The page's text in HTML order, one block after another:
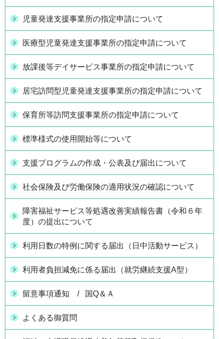
児童発達支援事業所の指定申請について
医療型児童発達支援事業所の指定申請について
放課後等デイサービス事業所の指定申請について
居宅訪問型児童発達支援事業所の指定申請について
保育所等訪問支援事業所の指定申請について
標準様式の使用開始等について
支援プログラムの作成・公表及び届出について
社会保険及び労働保険の適用状況の確認について
障害福祉サービス等処遇改善実績報告書（令和６年
度）の提出について
利用日数の特例に関する届出（日中活動サービス）
利用者負担減免に係る届出（就労継続支援A型）
留意事項通知 / 国Q＆Ａ
よくある御質問